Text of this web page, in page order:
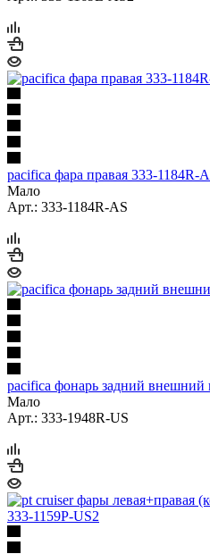
pacifica фара правая 333-1184R-
Мало
Арт.: 333-1184R-AS
pacifica фонарь задний внешний
Мало
Арт.: 333-1948R-US